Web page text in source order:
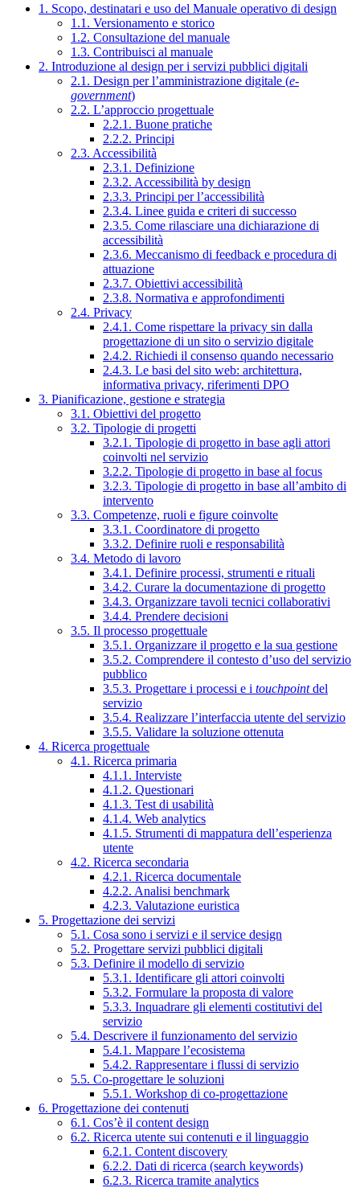
1. Scopo, destinatari e uso del Manuale operativo di design
1.1. Versionamento e storico
1.2. Consultazione del manuale
1.3. Contribuisci al manuale
2. Introduzione al design per i servizi pubblici digitali
2.1. Design per l’amministrazione digitale (e-
government)
2.2. L’approccio progettuale
2.2.1. Buone pratiche
2.2.2. Principi
2.3. Accessibilità
2.3.1. Definizione
2.3.2. Accessibilità by design
2.3.3. Principi per l’accessibilità
2.3.4. Linee guida e criteri di successo
2.3.5. Come rilasciare una dichiarazione di
accessibilità
2.3.6. Meccanismo di feedback e procedura di
attuazione
2.3.7. Obiettivi accessibilità
2.3.8. Normativa e approfondimenti
2.4. Privacy
2.4.1. Come rispettare la privacy sin dalla
progettazione di un sito o servizio digitale
2.4.2. Richiedi il consenso quando necessario
2.4.3. Le basi del sito web: architettura,
informativa privacy, riferimenti DPO
3. Pianificazione, gestione e strategia
3.1. Obiettivi del progetto
3.2. Tipologie di progetti
3.2.1. Tipologie di progetto in base agli attori
coinvolti nel servizio
3.2.2. Tipologie di progetto in base al focus
3.2.3. Tipologie di progetto in base all’ambito di
intervento
3.3. Competenze, ruoli e figure coinvolte
3.3.1. Coordinatore di progetto
3.3.2. Definire ruoli e responsabilità
3.4. Metodo di lavoro
3.4.1. Definire processi, strumenti e rituali
3.4.2. Curare la documentazione di progetto
3.4.3. Organizzare tavoli tecnici collaborativi
3.4.4. Prendere decisioni
3.5. Il processo progettuale
3.5.1. Organizzare il progetto e la sua gestione
3.5.2. Comprendere il contesto d’uso del servizio
pubblico
3.5.3. Progettare i processi e i touchpointdel
servizio
3.5.4. Realizzare l’interfaccia utente del servizio
3.5.5. Validare la soluzione ottenuta
4. Ricerca progettuale
4.1. Ricerca primaria
4.1.1. Interviste
4.1.2. Questionari
4.1.3. Test di usabilità
4.1.4. Web analytics
4.1.5. Strumenti di mappatura dell’esperienza
utente
4.2. Ricerca secondaria
4.2.1. Ricerca documentale
4.2.2. Analisi benchmark
4.2.3. Valutazione euristica
5. Progettazione dei servizi
5.1. Cosa sono i servizi e il service design
5.2. Progettare servizi pubblici digitali
5.3. Definire il modello di servizio
5.3.1. Identificare gli attori coinvolti
5.3.2. Formulare la proposta di valore
5.3.3. Inquadrare gli elementi costitutivi del
servizio
5.4. Descrivere il funzionamento del servizio
5.4.1. Mappare l’ecosistema
5.4.2. Rappresentare i flussi di servizio
5.5. Co-progettare le soluzioni
5.5.1. Workshop di co-progettazione
6. Progettazione dei contenuti
6.1. Cos’è il content design
6.2. Ricerca utente sui contenuti e il linguaggio
6.2.1. Content discovery
6.2.2. Dati di ricerca (search keywords)
6.2.3. Ricerca tramite analytics